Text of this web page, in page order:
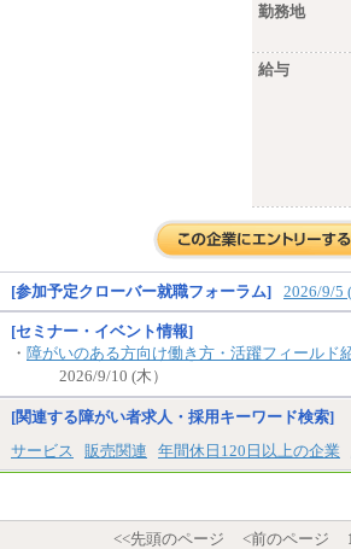
勤務地
給与
[参加予定クローバー就職フォーラム] 2026/9/5
[セミナー・イベント情報]
・ 障がいのある方向け働き方・活躍フィールド
2026/9/10 (木）
[関連する障がい者求人・採用キーワード検索]
サービス
販売関連 年間休日120日以上の企業
<<先頭のページ <前のページ